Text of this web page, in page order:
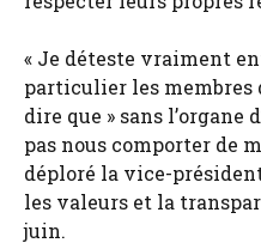
« Je déteste vraiment
particulier les membres
dire que » sans l’organe
pas nous comporter de
déploré la vice-
les valeurs et la
juin.